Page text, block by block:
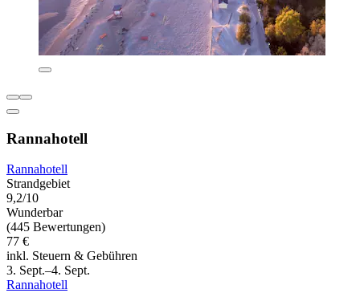
Rannahotell
Rannahotell
Strandgebiet
9,2/10
Wunderbar
(445 Bewertungen)
77 €
inkl. Steuern & Gebühren
3. Sept.–4. Sept.
Rannahotell